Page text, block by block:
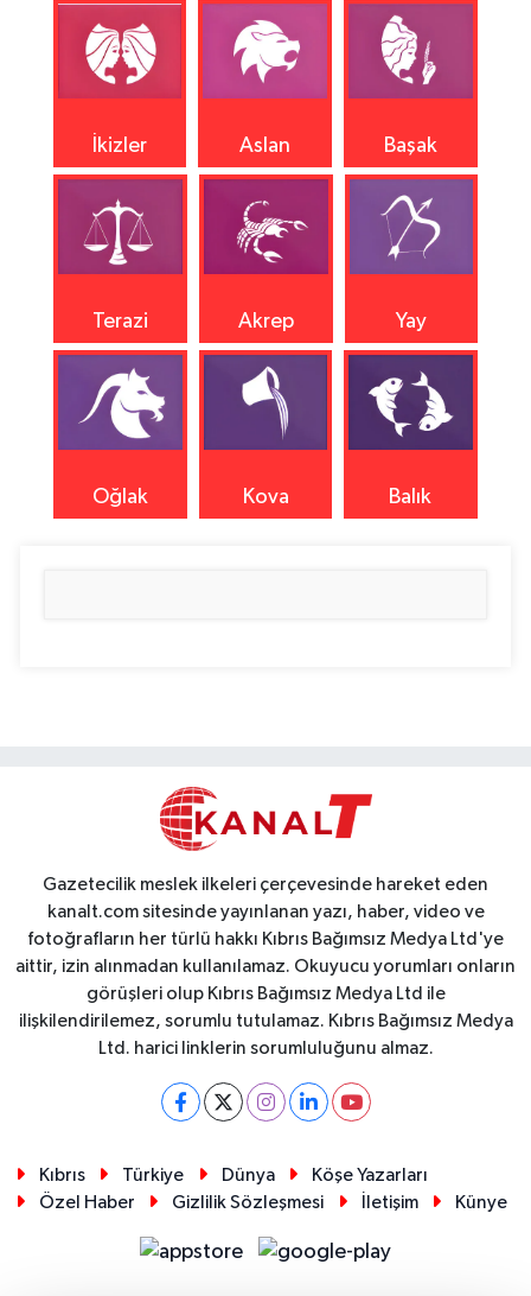
İkizler Aslan Başak
Terazi Akrep Yay
Oğlak Kova Balık
Gazetecilik meslek ilkeleri çerçevesinde hareket eden
kanalt.com sitesinde yayınlanan yazı, haber, video ve
fotoğrafların her türlü hakkı Kıbrıs Bağımsız Medya Ltd'ye
aittir, izin alınmadan kullanılamaz. Okuyucu yorumları onların
görüşleri olup Kıbrıs Bağımsız Medya Ltd ile
ilişkilendirilemez, sorumlu tutulamaz. Kıbrıs Bağımsız Medya
Ltd. harici linklerin sorumluluğunu almaz.
Kıbrıs Türkiye Dünya
Köşe Yazarları
Özel Haber
Gizlilik Sözleşmesi İletişim Künye